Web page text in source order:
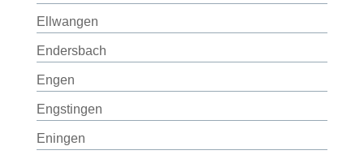
Ellwangen
Endersbach
Engen
Engstingen
Eningen